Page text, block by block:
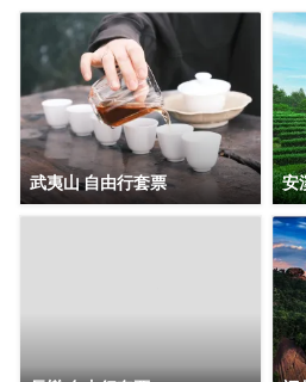
心跳，感受時空的故事。 鷺江賓館
間。晨光初照時，您一睜眼便能飽
室，您在洗漱同時，亦能盡情欣賞
賓館享有 “食在鷺江”的經典美譽。
民情有獨鍾的觀景餐廳，是集美食
堂，常年名列各大口碑排行榜前列
千變萬化的烹飪手法，追求細節精
蕾想象，跨越時間與山海，尋味鷺
武夷山 自由行套票 安